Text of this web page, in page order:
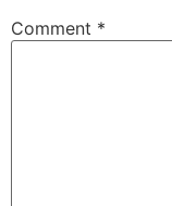
Comment *